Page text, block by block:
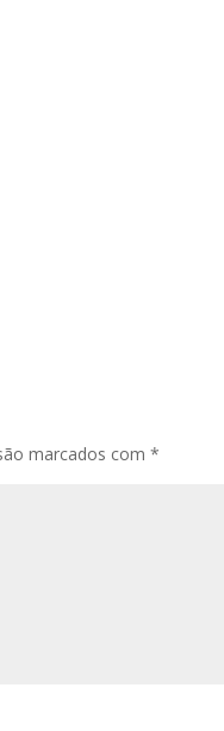
marcados com*